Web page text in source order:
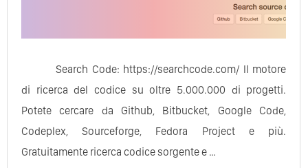
Search Code: https://searchcode.com/ Il motore
di ricerca del codice su oltre 5.000.000 di progetti.
Potete cercare da Github, Bitbucket, Google Code,
Codeplex, Sourceforge, Fedora Project e più.
Gratuitamente ricerca codice sorgente e …